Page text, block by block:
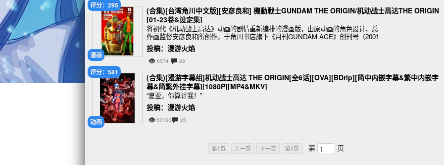
漫画
评分：295
(合集)[台湾角川中文版][安彦良和] 機動戰士GUNDAM THE ORIGIN/机动战士高达THE ORIGIN
[01-23卷&设定集]
将初代《机动战士高达》动画的剧情重新编排的漫画版，由原动画的角色设计、总
作画监督安彦良和所创作。于角川书店旗下《月刊GUNDAM ACE》创刊号（2001
年6月15日发售）—2011年6月
投稿：漫游火焰
6574 28
动画
评分：581
(合集)[漫游字幕组]机动战士高达 THE ORIGIN[全6话][OVA][BDrip][简中内嵌字幕&繁中内嵌字
幕&简繁外挂字幕][1080P][MP4&MKV]
“夏亚，你算计我！”
投稿：漫游火焰
50193 25
第1页 上一页 下一页 第1页 第 页